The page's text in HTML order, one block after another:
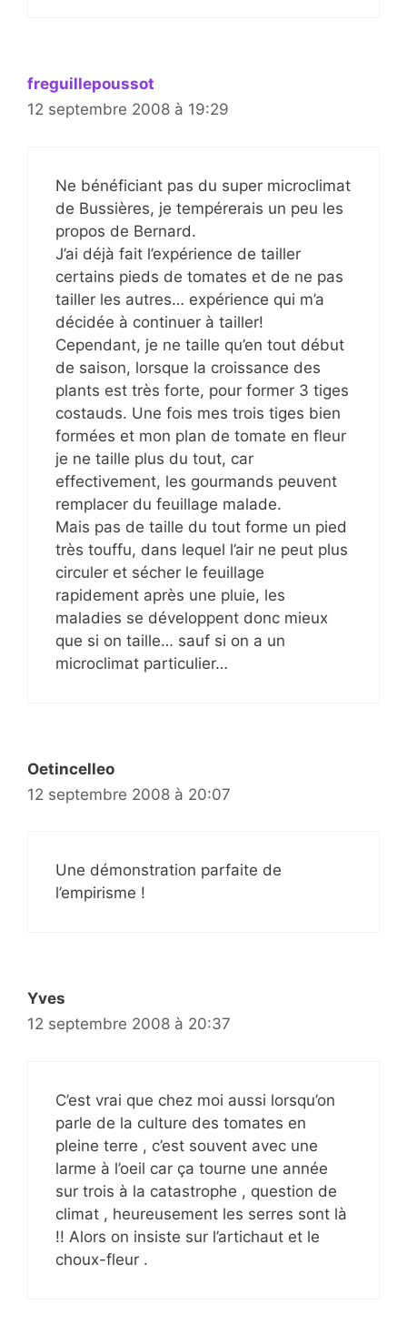
freguillepoussot
12 septembre 2008 à 19:29
Ne bénéficiant pas du super microclimat
de Bussières, je tempérerais un peu les
propos de Bernard.
J’ai déjà fait l’expérience de tailler
certains pieds de tomates et de ne pas
tailler les autres… expérience qui m’a
décidée à continuer à tailler!
Cependant, je ne taille qu’en tout début
de saison, lorsque la croissance des
plants est très forte, pour former 3 tiges
costauds. Une fois mes trois tiges bien
formées et mon plan de tomate en fleur
je ne taille plus du tout, car
effectivement, les gourmands peuvent
remplacer du feuillage malade.
Mais pas de taille du tout forme un pied
très touffu, dans lequel l’air ne peut plus
circuler et sécher le feuillage
rapidement après une pluie, les
maladies se développent donc mieux
que si on taille… sauf si on a un
microclimat particulier…
Oetincelleo
12 septembre 2008 à 20:07
Une démonstration parfaite de
l’empirisme !
Yves
12 septembre 2008 à 20:37
C’est vrai que chez moi aussi lorsqu’on
parle de la culture des tomates en
pleine terre , c’est souvent avec une
larme à l’oeil car ça tourne une année
sur trois à la catastrophe , question de
climat , heureusement les serres sont là
!! Alors on insiste sur l’artichaut et le
choux-fleur .